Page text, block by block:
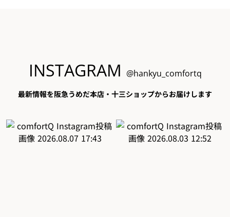
INSTAGRAM @hankyu_comfortq
最新情報を阪急うめだ本店・十三ショップからお届けします